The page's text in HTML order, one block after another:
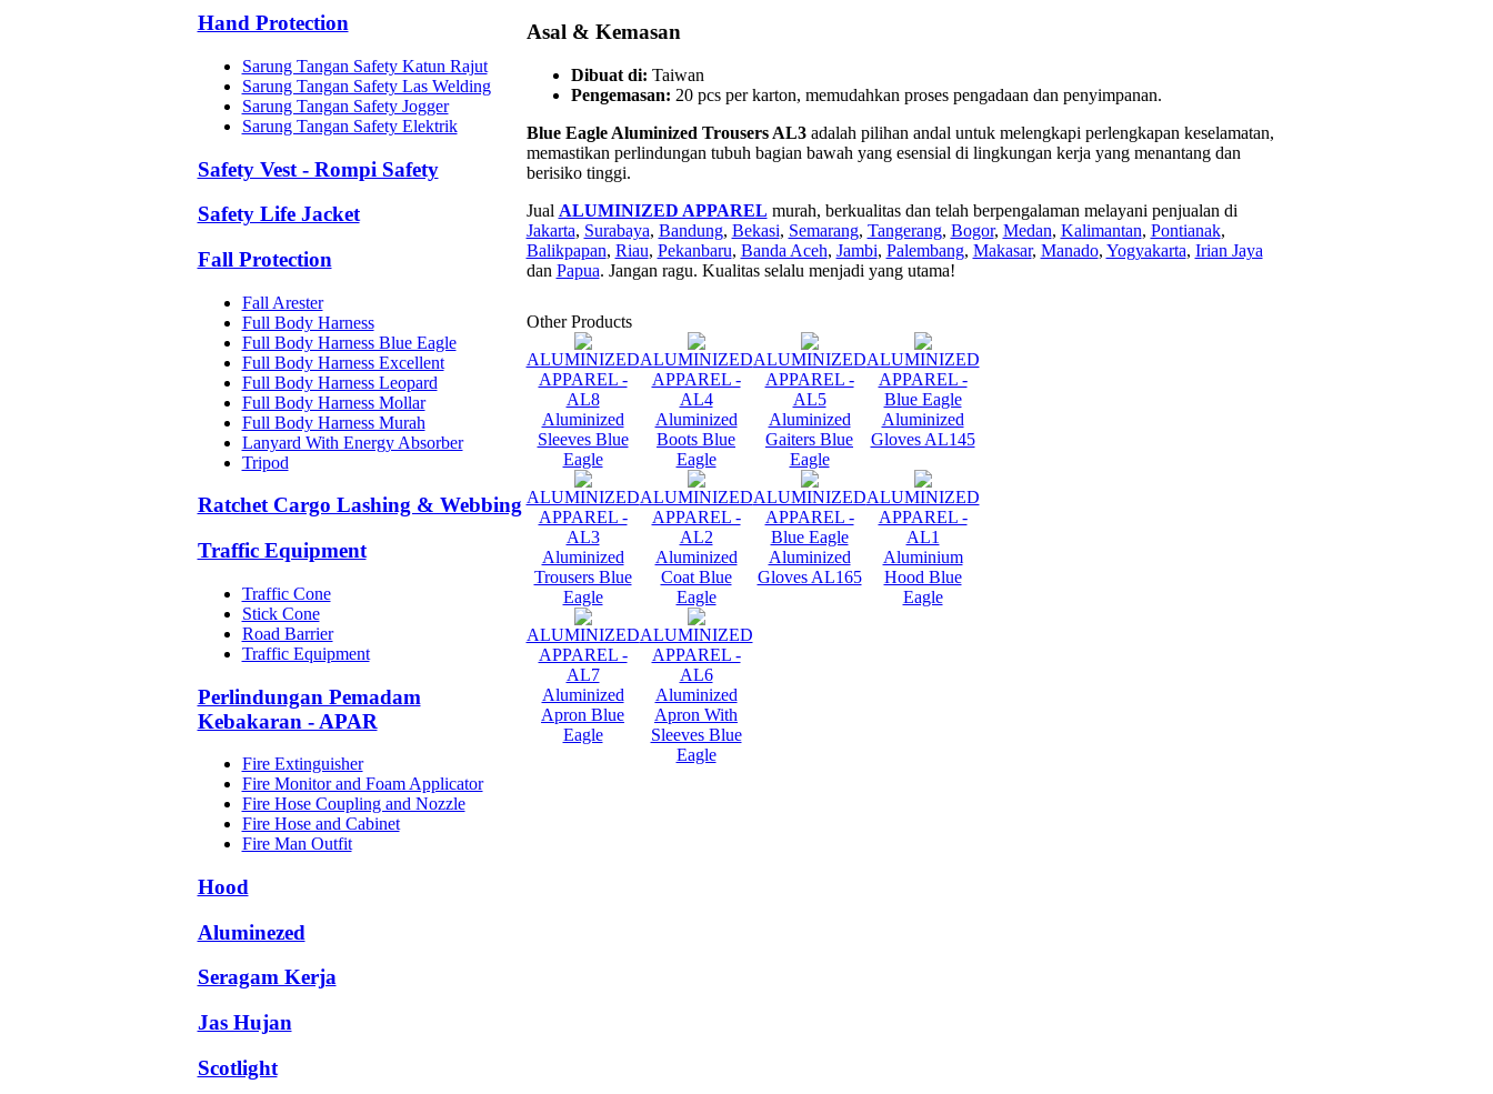
Hand Protection
Sarung Tangan Safety Katun Rajut
Sarung Tangan Safety Las Welding
Sarung Tangan Safety Jogger
Sarung Tangan Safety Elektrik
Safety Vest - Rompi Safety
Safety Life Jacket
Fall Protection
Fall Arester
Full Body Harness
Full Body Harness Blue Eagle
Full Body Harness Excellent
Full Body Harness Leopard
Full Body Harness Mollar
Full Body Harness Murah
Lanyard With Energy Absorber
Tripod
Ratchet Cargo Lashing & Webbing
Traffic Equipment
Traffic Cone
Stick Cone
Road Barrier
Traffic Equipment
Perlindungan Pemadam
Kebakaran - APAR
Fire Extinguisher
Fire Monitor and Foam Applicator
Fire Hose Coupling and Nozzle
Fire Hose and Cabinet
Fire Man Outfit
Hood
Aluminezed
Seragam Kerja
Jas Hujan
Scotlight
Asal & Kemasan
Dibuat di: Taiwan
Pengemasan: 20 pcs per karton, memudahkan proses pengadaan dan penyimpanan.
Blue Eagle Aluminized Trousers AL3adalah pilihan andal untuk melengkapi perlengkapan keselamatan,
memastikan perlindungan tubuh bagian bawah yang esensial di lingkungan kerja yang menantang dan
berisiko tinggi.
Jual ALUMINIZED APPAREL murah, berkualitas dan telah berpengalaman melayani penjualan di
Jakarta, Surabaya, Bandung, Bekasi, Semarang, Tangerang, Bogor, Medan, Kalimantan, Pontianak,
Balikpapan, Riau, Pekanbaru, Banda Aceh, Jambi, Palembang, Makasar, Manado, Yogyakarta, Irian Jaya
dan Papua. Jangan ragu. Kualitas selalu menjadi yang utama!
Other Products
ALUMINIZED
APPAREL -
AL8
Aluminized
Sleeves Blue
Eagle
ALUMINIZED
APPAREL -
AL4
Aluminized
Boots Blue
Eagle
ALUMINIZED
APPAREL -
AL5
Aluminized
Gaiters Blue
Eagle
ALUMINIZED
APPAREL -
Blue Eagle
Aluminized
Gloves AL145
ALUMINIZED
APPAREL -
AL3
Aluminized
Trousers Blue
Eagle
ALUMINIZED
APPAREL -
AL2
Aluminized
Coat Blue
Eagle
ALUMINIZED
APPAREL -
Blue Eagle
Aluminized
Gloves AL165
ALUMINIZED
APPAREL -
AL1
Aluminium
Hood Blue
Eagle
ALUMINIZED
APPAREL -
AL7
Aluminized
Apron Blue
Eagle
ALUMINIZED
APPAREL -
AL6
Aluminized
Apron With
Sleeves Blue
Eagle